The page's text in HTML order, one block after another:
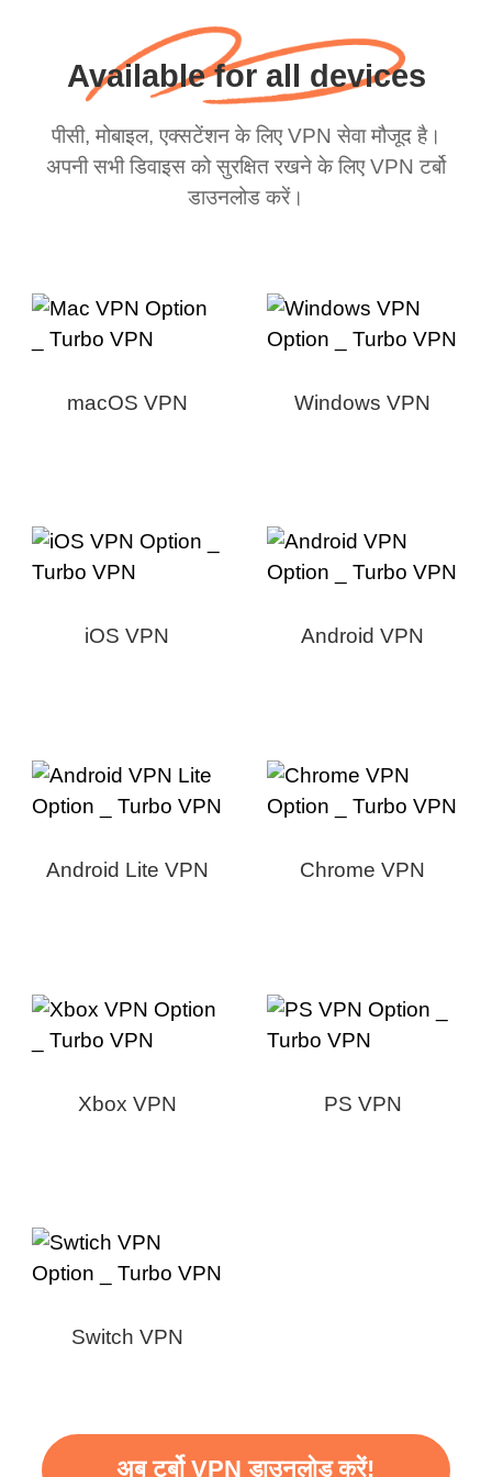
Available for all devices
पीसी, मोबाइल, एक्सटेंशन के लिए VPN सेवा मौजूद है।
अपनी सभी डिवाइस को सुरक्षित रखने के लिए VPN टर्बो
डाउनलोड करें।
macOS VPN Windows VPN
iOS VPN Android VPN
Android Lite VPN Chrome VPN
Xbox VPN PS VPN
Switch VPN
अब टर्बो VPN डाउनलोड करें!